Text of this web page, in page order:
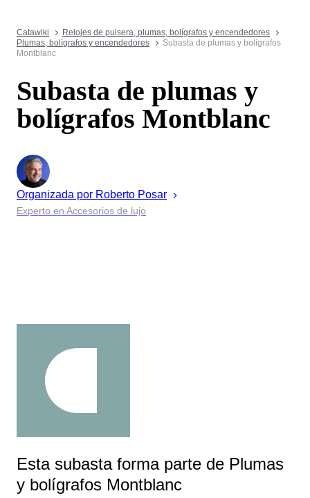
Catawiki
Relojes de pulsera, plumas, bolígrafos y encendedores
Plumas, bolígrafos y encendedores
Subasta de plumas y bolígrafos
Montblanc
Subasta de plumas y
bolígrafos Montblanc
Organizada por Roberto Posar
Experto en Accesorios de lujo
Esta subasta forma parte de Plumas
y bolígrafos Montblanc